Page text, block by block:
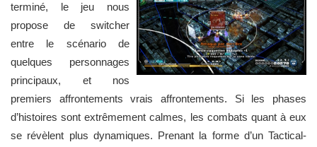
terminé, le jeu nous
propose de switcher
entre le scénario de
quelques personnages
principaux, et nos
premiers affrontements vrais affrontements. Si les phases
d’histoires sont extrêmement calmes, les combats quant à eux
se révèlent plus dynamiques. Prenant la forme d’un Tactical-